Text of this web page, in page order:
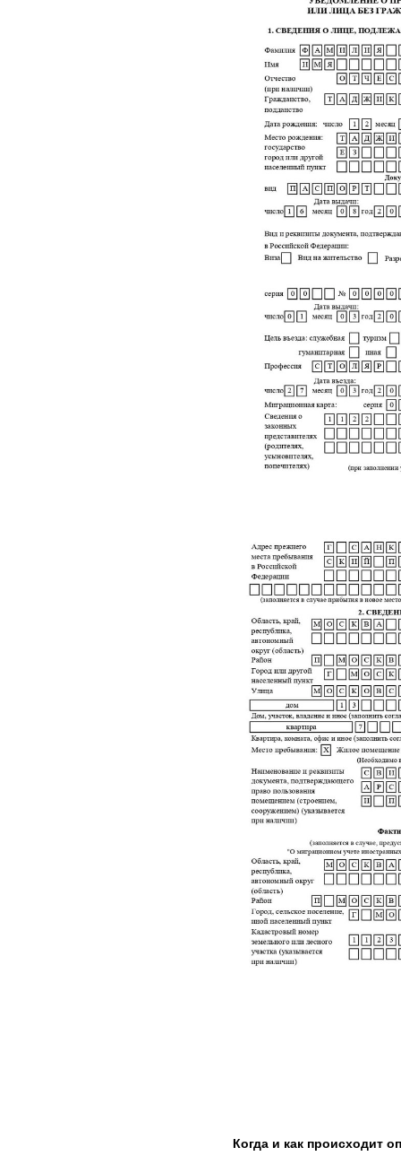
Когда и как происходит